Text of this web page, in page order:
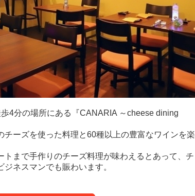
4分の場所にある『CANARIA ～cheese dining
ーズを使った料理と60種以上の豊富なワインを楽
まで手作りのチーズ料理が味わえるとあって、チ
ネスマンでも賑わいます。